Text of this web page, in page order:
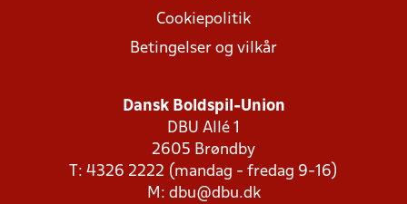
Cookiepolitik
Betingelser og vilkår
Dansk Boldspil-Union
DBU Allé 1
2605 Brøndby
T: 4326 2222 (mandag - fredag 9-16)
M: dbu@dbu.dk